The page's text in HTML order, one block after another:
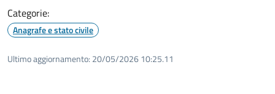
Categorie:
Anagrafe e stato civile
Ultimo aggiornamento: 20/05/2026 10:25.11